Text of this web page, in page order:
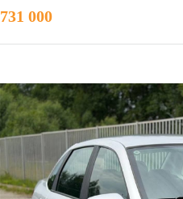
731 000